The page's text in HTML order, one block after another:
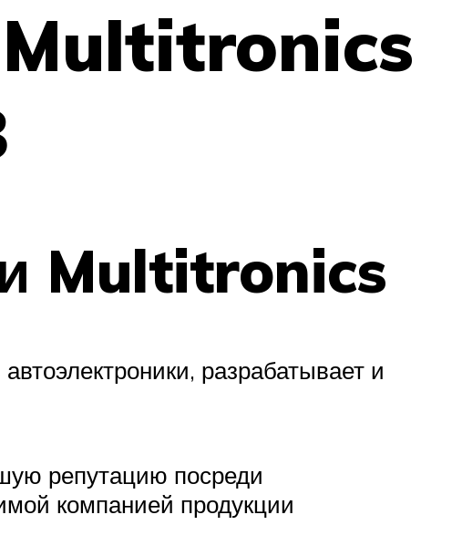
Multitronics
разрабатывает и
репутацию посреди
компанией продукции